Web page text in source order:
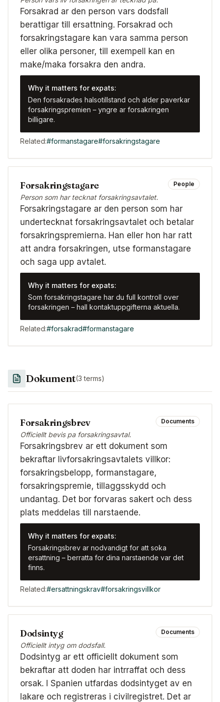
Forsakrad ar den person vars dodsfall
berattigar till ersattning. Forsakrad och
forsakringstagare kan vara samma person
eller olika personer, till exempell kan en
make/maka forsakra den andra.
Why it matters for expats:
Den forsakrades halsotillstand och alder paverkar
forsakringspremien – yngre ar forsakringen
billigare.
Related:#formanstagare#forsakringstagare
Forsakringstagare
Person som har tecknat forsakringsavtalet.
People
Forsakringstagare ar den person som har
undertecknat forsakringsavtalet och betalar
forsakringspremierna. Han eller hon har ratt
att andra forsakringen, utse formanstagare
och saga upp avtalet.
Why it matters for expats:
Som forsakringstagare har du full kontroll over
forsakringen – hall kontaktuppgifterna aktuella.
Related:#forsakrad#formanstagare
Dokument(3 terms)
Forsakringsbrev
Officiellt bevis pa forsakringsavtal.
Documents
Forsakringsbrev ar ett dokument som
bekraftar livforsakringsavtalets villkor:
forsakringsbelopp, formanstagare,
forsakringspremie, tillaggsskydd och
undantag. Det bor forvaras sakert och dess
plats meddelas till narstaende.
Why it matters for expats:
Forsakringsbrev ar nodvandigt for att soka
ersattning – berratta for dina narstaende var det
finns.
Related:#ersattningskrav#forsakringsvillkor
Dodsintyg
Officiellt intyg om dodsfall.
Documents
Dodsintyg ar ett officiellt dokument som
bekraftar att doden har intrraffat och dess
orsak. I Spanien utfardas dodsintyget av en
lakare och registreras i civilregistret. Det ar